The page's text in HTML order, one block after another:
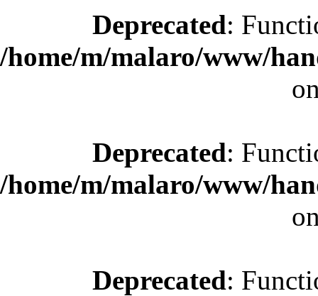
Deprecated:
/home/m/malaro/www/
Deprecated:
/home/m/malaro/www/
Deprecated: